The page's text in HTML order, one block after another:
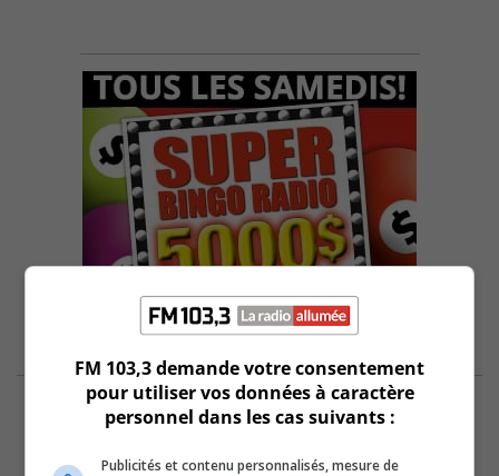
FM 103,3 demande votre consentement
pour utiliser vos données à caractère
personnel dans les cas suivants :
Publicités et contenu personnalisés, mesure de